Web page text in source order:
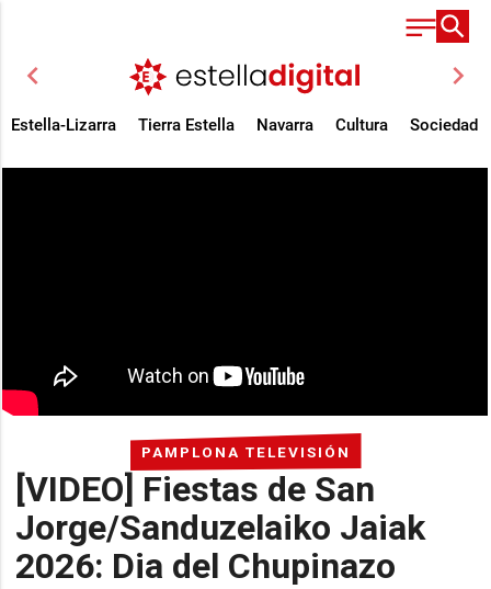
chevron_left chevron_right
Estella-Lizarra Tierra Estella Navarra Cultura Sociedad
PAMPLONA TELEVISIÓN
[VIDEO] Fiestas de San
Jorge/Sanduzelaiko Jaiak
2026: Dia del Chupinazo